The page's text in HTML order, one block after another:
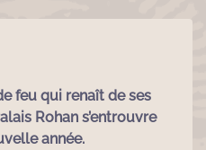
feu qui renaît de ses
Rohan s’entrouvre
année.